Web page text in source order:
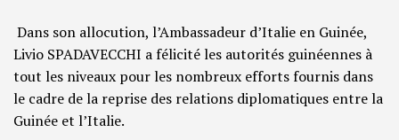
Dans son allocution, l’Ambassadeur d’Italie en Guinée,
Livio SPADAVECCHI a félicité les autorités guinéennes à
tout les niveaux pour les nombreux efforts fournis dans
le cadre de la reprise des relations diplomatiques entre la
Guinée et l’Italie.